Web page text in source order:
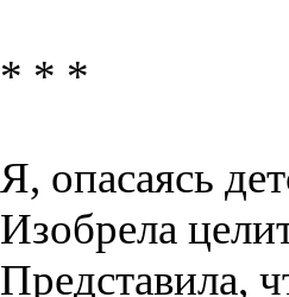
* * *
Я, опасаясь
Изобрела
Представила,